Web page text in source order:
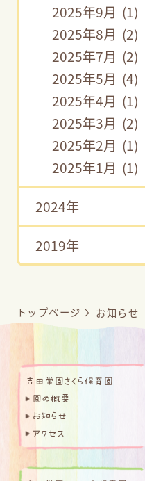
2025年9月 (1)
2025年8月 (2)
2025年7月 (2)
2025年5月 (4)
2025年4月 (1)
2025年3月 (2)
2025年2月 (1)
2025年1月 (1)
2024年
2019年
トップページ お知らせ
吉田学園さくら保育園
園の概要
お知らせ
アクセス